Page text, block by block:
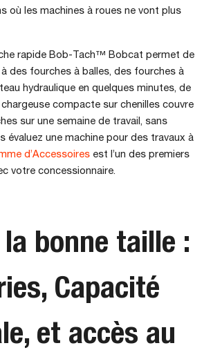
où les machines à roues ne vont plus
rapide Bob-Tach™ Bobcat permet de
des fourches à balles, des fourches à
hydraulique en quelques minutes, de
chargeuse compacte sur chenilles couvre
sur une semaine de travail, sans
évaluez une machine pour des travaux à
d’Accessoires est l’un des premiers
votre concessionnaire.
bonne taille :
Capacité
et accès au